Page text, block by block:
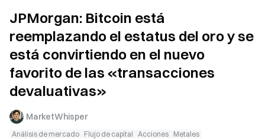
JPMorgan: Bitcoin está
reemplazando el estatus del oro y se
está convirtiendo en el nuevo
favorito de las «transacciones
devaluativas»
MarketWhisper
Análisis de mercado Flujo de capital Acciones Metales